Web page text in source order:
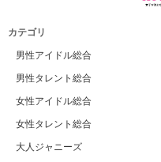
カテゴリ
男性アイドル総合
男性タレント総合
女性アイドル総合
女性タレント総合
大人ジャニーズ